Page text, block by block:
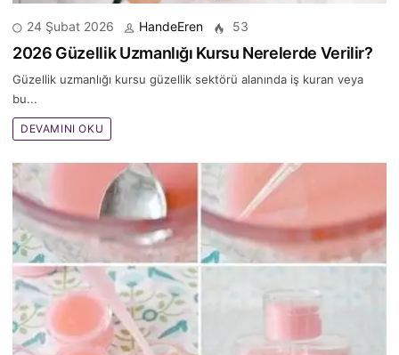
24 Şubat 2026 HandeEren 53
2026 Güzellik Uzmanlığı Kursu Nerelerde Verilir?
Güzellik uzmanlığı kursu güzellik sektörü alanında iş kuran veya
bu...
DEVAMINI OKU